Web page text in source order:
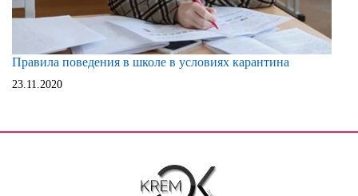
Правила поведения в школе в условиях карантина
23.11.2020